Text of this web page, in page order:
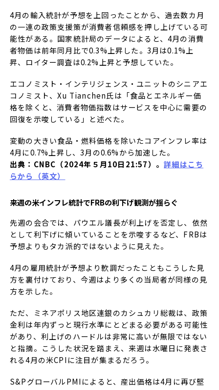
4月の輸入統計が予想を上回ったことから、過去数カ月
の一連の政策支援策が消費者信頼感を押し上げている可
能性がある。国家統計局のデータによると、4月の消費
者物価は前年同月比で0.3%上昇した。3月は0.1%上
昇、ロイター調査は0.2%上昇と予想していた。
エコノミスト・インテリジェンス・ユニットのシニアエ
コノミスト、Xu Tianchen氏は「食品とエネルギー価
格を除くと、消費者物価指数はサービスを中心に需要の
回復を示唆している」と述べた。
変動の大きい食品・燃料価格を除いたコアインフレ率は
4月に0.7%上昇し、3月の0.6%から加速した。
出典：CNBC（2024年５月10日21:57）。詳細はこち
らから（英文）
来週の米インフレ統計でFRBの利下げ観測が揺らぐ
先週の会合では、パウエル議長が利上げを否定し、依然
として利下げに傾いていることを示唆するなど、FRBは
予想よりもタカ派的ではないように見えた。
4月の雇用統計が予想より軟調だったこともこうした見
方を裏付けており、今週はより多くの当局者が同様の見
方を示した。
ただ、ミネアポリス地区連銀のカシュカリ総裁は、政策
金利は年内ずっと現行水準にとどまる必要がある可能性
があり、利上げのハードルは非常に高いが無限ではない
と指摘。こうした状況を踏まえ、来週は水曜日に発表さ
れる4月の米CPIに注目が集まるだろう。
S&PグローバルPMIによると、産出価格は4月に再び堅